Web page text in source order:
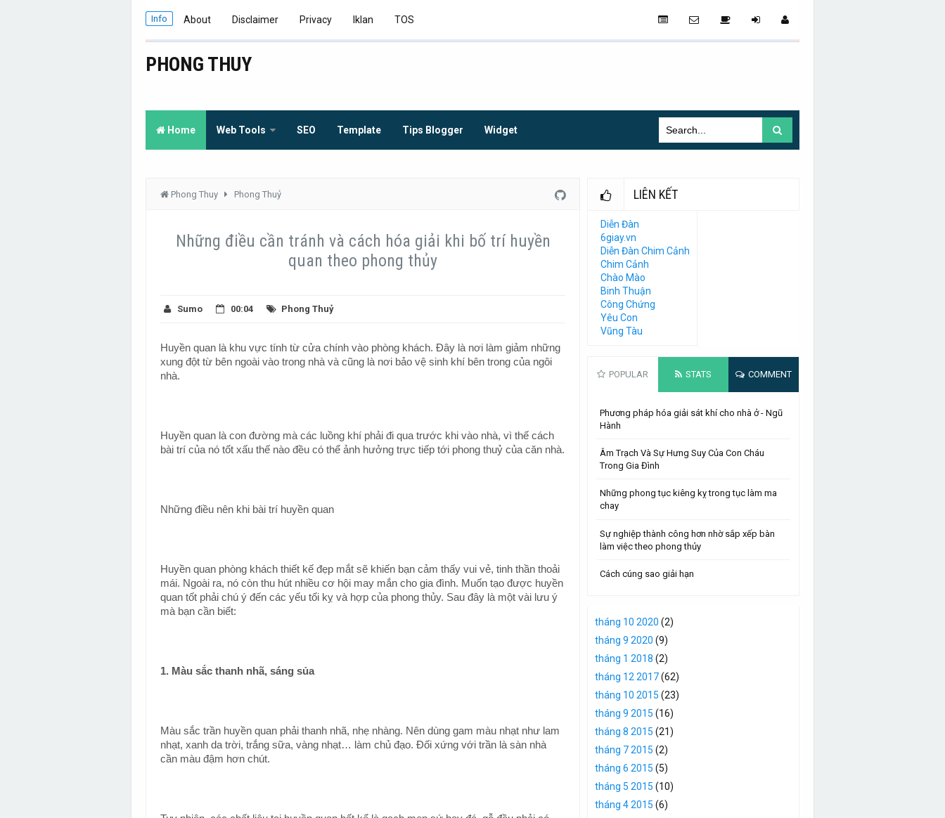
Info About Disclaimer Privacy Iklan TOS
PHONG THUY
Home Web Tools SEO Template Tips Blogger Widget
Phong Thuy Phong Thuỷ
Những điều cần tránh và cách hóa giải khi bố trí huyền
quan theo phong thủy
Sumo 00:04 Phong Thuỷ
Huyền quan là khu vực tính từ cửa chính vào phòng khách. Đây là nơi làm giảm những
xung đột từ bên ngoài vào trong nhà và cũng là nơi bảo vệ sinh khí bên trong của ngôi
nhà.
Huyền quan là con đường mà các luồng khí phải đi qua trước khi vào nhà, vì thế cách
bài trí của nó tốt xấu thế nào đều có thể ảnh hưởng trực tiếp tới phong thuỷ của căn nhà.
Những điều nên khi bài trí huyền quan
Huyền quan phòng khách thiết kế đẹp mắt sẽ khiến bạn cảm thấy vui vẻ, tinh thần thoải
mái. Ngoài ra, nó còn thu hút nhiều cơ hội may mắn cho gia đình. Muốn tạo được huyền
quan tốt phải chú ý đến các yếu tối kỵ và hợp của phong thủy. Sau đây là một vài lưu ý
mà bạn cần biết:
1. Màu sắc thanh nhã, sáng sủa
Màu sắc trần huyền quan phải thanh nhã, nhẹ nhàng. Nên dùng gam màu nhạt như lam
nhạt, xanh da trời, trắng sữa, vàng nhạt… làm chủ đạo. Đối xứng với trần là sàn nhà
cần màu đậm hơn chút.
LIÊN KẾT
Diễn Đàn
6giay.vn
Diễn Đàn Chim Cảnh
Chim Cảnh
Chào Mào
Binh Thuận
Công Chứng
Yêu Con
Vũng Tàu
POPULAR STATS COMMENT
Phương pháp hóa giải sát khí cho nhà ở - Ngũ
Hành
Âm Trạch Và Sự Hưng Suy Của Con Cháu
Trong Gia Đình
Những phong tục kiêng kỵ trong tục làm ma
chay
Sự nghiệp thành công hơn nhờ sắp xếp bàn
làm việc theo phong thủy
Cách cúng sao giải hạn
tháng 10 2020 (2)
tháng 9 2020 (9)
tháng 1 2018 (2)
tháng 12 2017(62)
tháng 10 2015 (23)
tháng 9 2015 (16)
tháng 8 2015 (21)
tháng 7 2015 (2)
tháng 6 2015 (5)
tháng 5 2015 (10)
tháng 4 2015 (6)